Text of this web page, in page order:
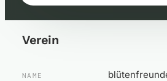
Verein
NAME